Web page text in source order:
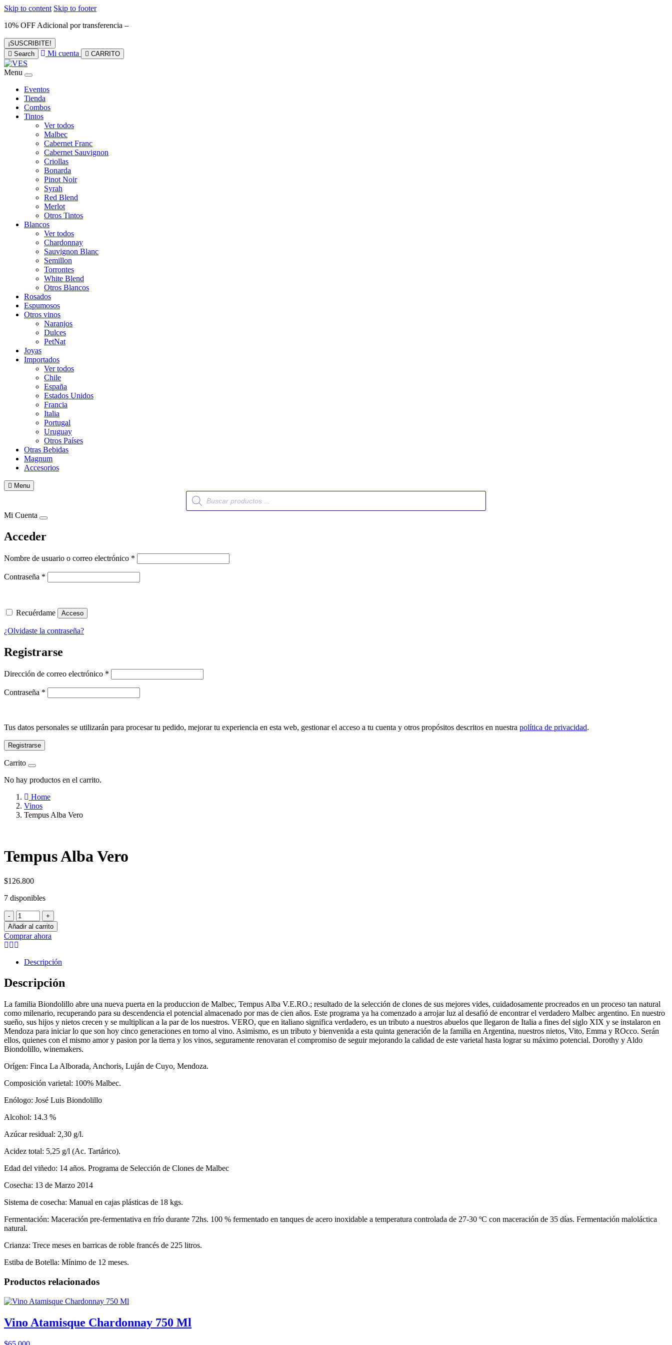
Skip to content Skip to footer
10% OFF Adicional por transferencia –
¡SUSCRIBITE!
Search
Mi cuenta CARRITO
Menu
Eventos
Tienda
Combos
Tintos
Ver todos
Malbec
Cabernet Franc
Cabernet Sauvignon
Criollas
Bonarda
Pinot Noir
Syrah
Red Blend
Merlot
Otros Tintos
Blancos
Ver todos
Chardonnay
Sauvignon Blanc
Semillon
Torrontes
White Blend
Otros Blancos
Rosados
Espumosos
Otros vinos
Naranjos
Dulces
PetNat
Joyas
Importados
Ver todos
Chile
España
Estados Unidos
Francia
Italia
Portugal
Uruguay
Otros Países
Otras Bebidas
Magnum
Accesorios
Menu
Búsqueda
de
productos
Mi Cuenta
Acceder
Nombre de usuario o correo electrónico *
Contraseña *
Recuérdame Acceso
¿Olvidaste la contraseña?
Registrarse
Dirección de correo electrónico *
Contraseña *
Tus datos personales se utilizarán para procesar tu pedido, mejorar tu experiencia en esta web, gestionar el acceso a tu cuenta y otros propósitos descritos en nuestra política de privacidad.
Registrarse
Carrito
No hay productos en el carrito.
Home
Vinos
Tempus Alba Vero
Tempus Alba Vero
$126.800
7 disponibles
-
Tempus
Alba
Vero
cantidad
+
Añadir al carrito
Comprar ahora
Descripción
Descripción
La familia Biondolillo abre una nueva puerta en la produccion de Malbec, Tempus Alba V.E.RO.; resultado de la selección de clones de sus mejores vides, cuidadosamente procreados en un proceso tan natural
como milenario, recuperando para su descendencia el potencial almacenado por mas de cien años. Este programa ya ha comenzado a arrojar luz al desafió de encontrar el verdadero Malbec argentino. En nuestro
sueño, sus hijos y nietos crecen y se multiplican a la par de los nuestros. VERO, que en italiano significa verdadero, es un tributo a nuestros abuelos que llegaron de Italia a fines del siglo XIX y se instalaron en
Mendoza para iniciar lo que son hoy cinco generaciones en torno al vino. Asimismo, es un tributo y bienvenida a esta quinta generación de la familia en Argentina, nuestros nietos, Vito, Emma y ROcco. Serán
ellos, quienes con el mismo amor y pasion por la tierra y los vinos, seguramente renovaran el compromiso de seguir mejorando la calidad de este varietal hasta lograr su máximo potencial. Dorothy y Aldo
Biondolillo, winemakers.
Orígen: Finca La Alborada, Anchoris, Luján de Cuyo, Mendoza.
Composición varietal: 100% Malbec.
Enólogo: José Luis Biondolillo
Alcohol: 14.3 %
Azúcar residual: 2,30 g/l.
Acidez total: 5,25 g/l (Ac. Tartárico).
Edad del viñedo: 14 años. Programa de Selección de Clones de Malbec
Cosecha: 13 de Marzo 2014
Sistema de cosecha: Manual en cajas plásticas de 18 kgs.
Fermentación: Maceración pre-fermentativa en frío durante 72hs. 100 % fermentado en tanques de acero inoxidable a temperatura controlada de 27-30 ºC con maceración de 35 días. Fermentación maloláctica
natural.
Crianza: Trece meses en barricas de roble francés de 225 litros.
Estiba de Botella: Mínimo de 12 meses.
Productos relacionados
Vino Atamisque Chardonnay 750 Ml